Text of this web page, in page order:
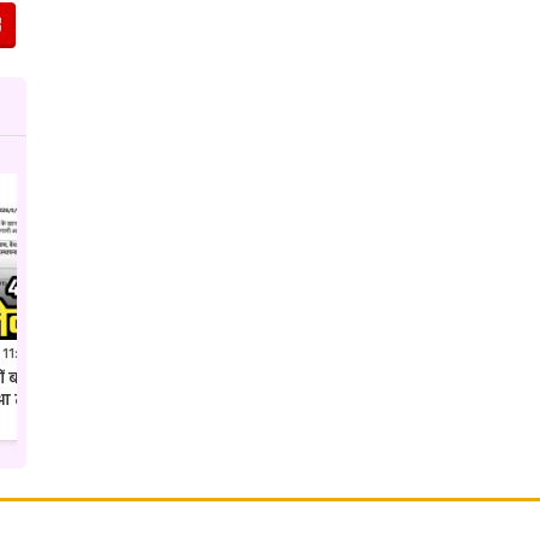
PM IST
बदल दिया गया कलेक्टर शहडोल